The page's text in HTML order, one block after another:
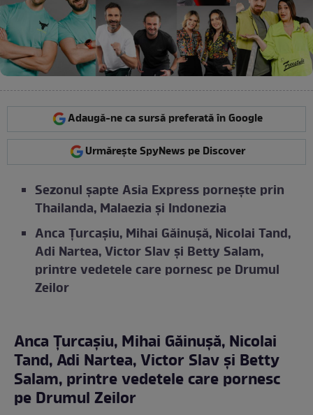
Adaugă-ne ca sursă preferată în Google
Urmărește SpyNews pe Discover
Sezonul șapte Asia Express pornește prin
Thailanda, Malaezia și Indonezia
Anca Țurcașiu, Mihai Găinușă, Nicolai Tand,
Adi Nartea, Victor Slav și Betty Salam,
printre vedetele care pornesc pe Drumul
Zeilor
Anca Țurcașiu, Mihai Găinușă, Nicolai
Tand, Adi Nartea, Victor Slav și Betty
Salam, printre vedetele care pornesc
pe Drumul Zeilor